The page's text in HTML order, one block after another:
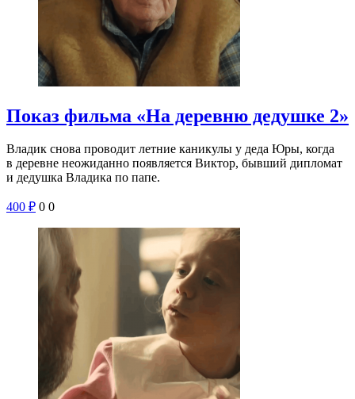
Показ фильма «На деревню дедушке 2»
Владик снова проводит летние каникулы у деда Юры, когда
в деревне неожиданно появляется Виктор, бывший дипломат
и дедушка Владика по папе.
400 ₽ 0 0